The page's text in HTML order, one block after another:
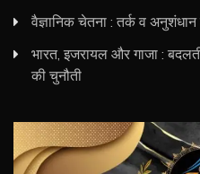
वैज्ञानिक चेतना : तर्क व अनुशंधान
भारत, इजरायल और गाजा :
की चुनौती